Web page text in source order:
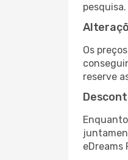
Os
reserve
eDreams